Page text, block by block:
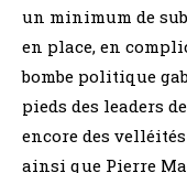
un minimum de
en place, en
bombe politique
pieds des leaders
encore des
ainsi que Pierre